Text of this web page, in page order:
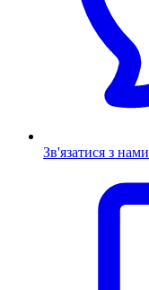
Зв'язатися з нами